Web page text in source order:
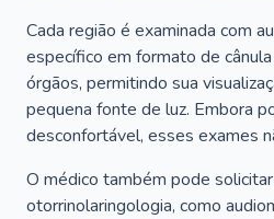
Cada região é examinada com
específico em formato de
órgãos, permitindo sua
pequena fonte de luz. Embora
desconfortável, esses exames
O médico também pode
otorrinolaringologia, como